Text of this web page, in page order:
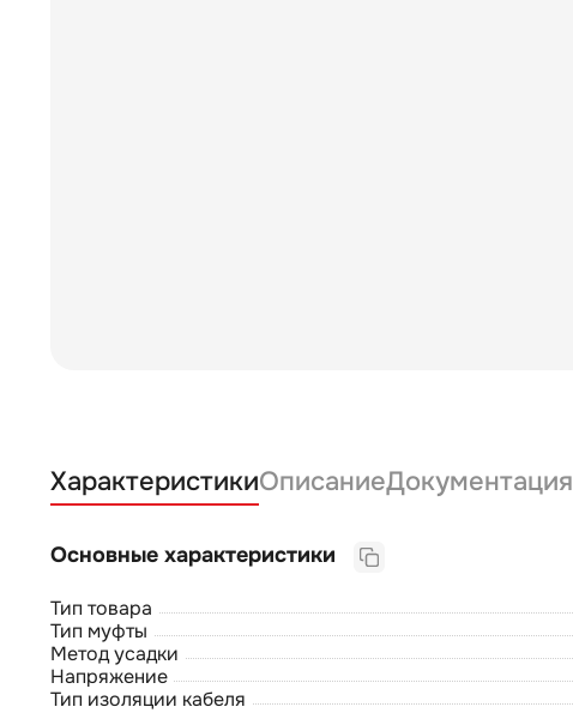
ХарактеристикиОписаниеДокументация
Тип товара
Тип муфты
Метод усадки
Напряжение
Тип изоляции кабеля